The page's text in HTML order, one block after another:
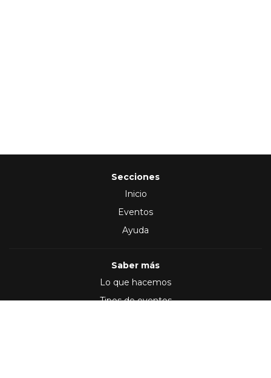
Secciones
Inicio
Eventos
Ayuda
Saber más
Lo que hacemos
Tipos de eventos